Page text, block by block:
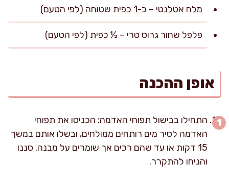
מלח אטלנטי – כ-1 כפית שטוחה (לפי הטעם)
פלפל שחור גרוס טרי – ½ כפית (לפי הטעם)
אופן ההכנה
התחילו בבישול תפוחי האדמה: הכניסו את תפוחי
האדמה לסיר מים רותחים ממולחים, ובשלו אותם במשך
15 דקות או עד שהם רכים אך שומרים על מבנה. סננו
והניחו להתקרר.